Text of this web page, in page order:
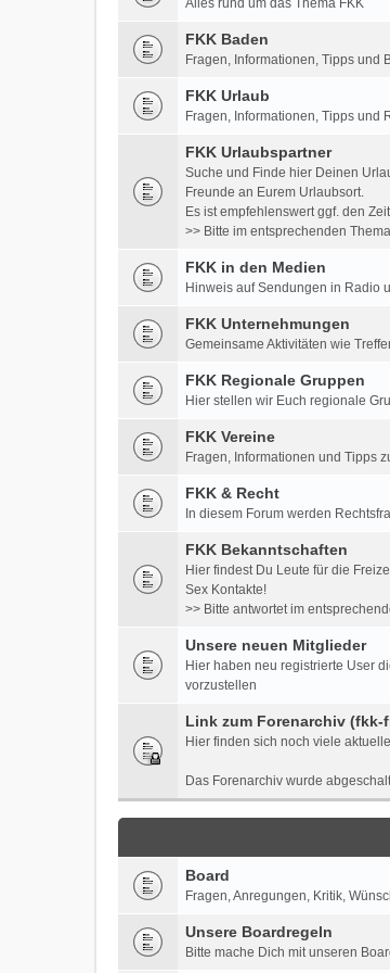
Alles rund um das Thema FKK
FKK Baden
Fragen, Informationen, Tipps und
FKK Urlaub
Fragen, Informationen, Tipps und
FKK Urlaubspartner
Suche und Finde hier Deinen
Freunde an Eurem Urlaubsort.
Es ist empfehlenswert ggf. den
>> Bitte im entsprechenden
FKK in den Medien
Hinweis auf Sendungen in Radio
FKK Unternehmungen
Gemeinsame Aktivitäten wie
FKK Regionale Gruppen
Hier stellen wir Euch regionale
FKK Vereine
Fragen, Informationen und Tipps
FKK & Recht
In diesem Forum werden
FKK Bekanntschaften
Hier findest Du Leute für die
Sex Kontakte!
>> Bitte antwortet im
Unsere neuen Mitglieder
Hier haben neu registrierte User
vorzustellen
Link zum Forenarchiv (fkk-
Hier finden sich noch viele
Das Forenarchiv wurde
Board
Fragen, Anregungen, Kritik,
Unsere Boardregeln
Bitte mache Dich mit unseren